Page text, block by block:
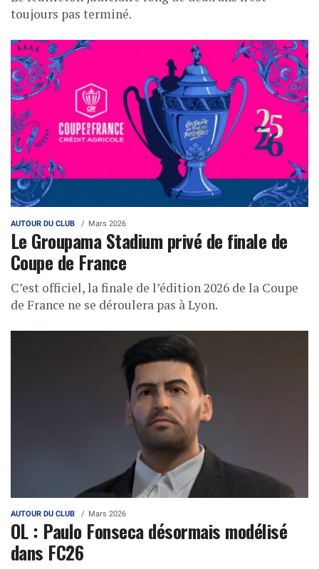
toujours pas terminé.
AUTOUR DU CLUB Mars 2026
Le Groupama Stadium privé de finale de
Coupe de France
C’est officiel, la finale de l’édition 2026 de la Coupe
de France ne se déroulera pas à Lyon.
AUTOUR DU CLUB Mars 2026
OL : Paulo Fonseca désormais modélisé
dans FC26